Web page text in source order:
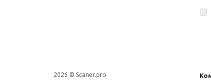
2026 © Scaner.pro